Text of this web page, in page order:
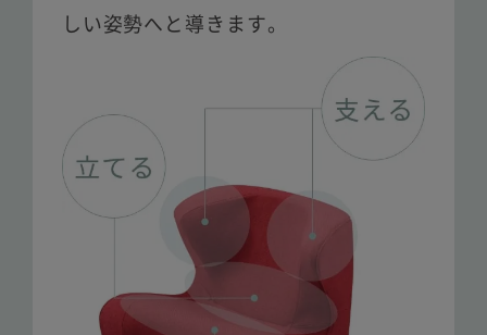
しい姿勢へと導きます。